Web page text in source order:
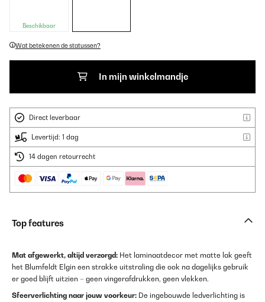
Beschikbaar
Wat betekenen de statussen?
In mijn winkelmandje
Direct leverbaar
Levertijd: 1 dag
14 dagen retourrecht
Top features
Mat afgewerkt, altijd verzorgd: Het laminaatdecor met matte lak geeft
het Blumfeldt Elgin een strakke uitstraling die ook na dagelijks gebruik
er goed blijft uitzien – geen vingerafdrukken, geen vlekken.
Sfeerverlichting naar jouw voorkeur: De ingebouwde ledverlichting is